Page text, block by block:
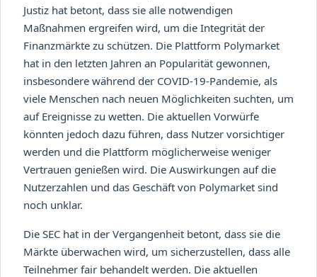
Justiz hat betont, dass sie alle notwendigen
Maßnahmen ergreifen wird, um die Integrität der
Finanzmärkte zu schützen. Die Plattform Polymarket
hat in den letzten Jahren an Popularität gewonnen,
insbesondere während der COVID-19-Pandemie, als
viele Menschen nach neuen Möglichkeiten suchten, um
auf Ereignisse zu wetten. Die aktuellen Vorwürfe
könnten jedoch dazu führen, dass Nutzer vorsichtiger
werden und die Plattform möglicherweise weniger
Vertrauen genießen wird. Die Auswirkungen auf die
Nutzerzahlen und das Geschäft von Polymarket sind
noch unklar.
Die SEC hat in der Vergangenheit betont, dass sie die
Märkte überwachen wird, um sicherzustellen, dass alle
Teilnehmer fair behandelt werden. Die aktuellen